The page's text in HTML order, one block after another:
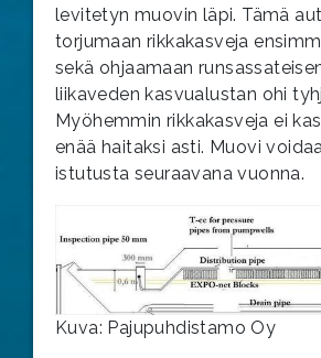
levitetyn muovin läpi. Tämä
torjumaan rikkakasveja
sekä ohjaamaan
liikaveden kasvualustan ohi
Myöhemmin rikkakasveja ei
enää haitaksi asti. Muovi
istutusta seuraavana vuonna.
Kuva: Pajupuhdistamo Oy